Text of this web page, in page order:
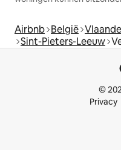
Airbnb België
Sint-Pieters-Leeuw
©
Privacy